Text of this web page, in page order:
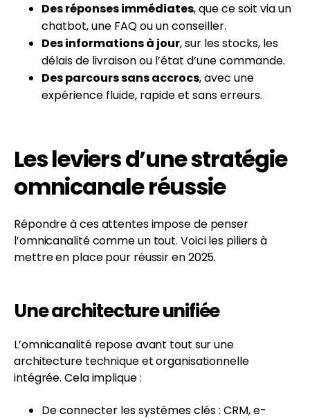
Des réponses immédiates, que ce soit via un
chatbot, une FAQ ou un conseiller.
Des informations à jour, sur les stocks, les
délais de livraison ou l’état d’une commande.
Des parcours sans accrocs, avec une
expérience fluide, rapide et sans erreurs.
Les leviers d’une stratégie
omnicanale réussie
Répondre à ces attentes impose de penser
l’omnicanalité comme un tout. Voici les piliers à
mettre en place pour réussir en 2025.
Une architecture unifiée
L’omnicanalité repose avant tout sur une
architecture technique et organisationnelle
intégrée. Cela implique :
De connecter les systèmes clés : CRM, e-